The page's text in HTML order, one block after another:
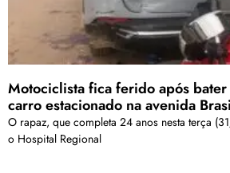
Motociclista fica ferido após
carro estacionado na avenida
O rapaz, que completa 24 anos nesta terça
o Hospital Regional